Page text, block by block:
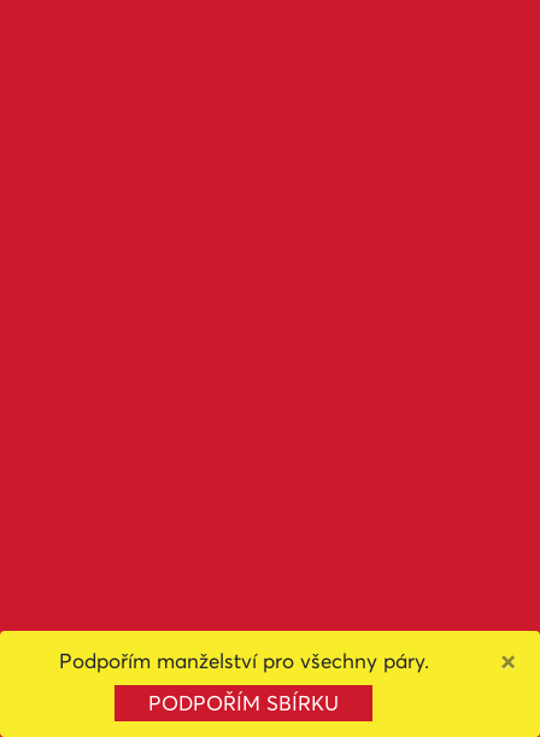
Podpořím manželství pro všechny páry.
PODPOŘÍM SBÍRKU
×